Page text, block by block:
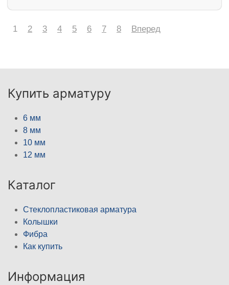
1 2 3 4 5 6 7 8 Вперед
Купить арматуру
6 мм
8 мм
10 мм
12 мм
Каталог
Стеклопластиковая арматура
Колышки
Фибра
Как купить
Информация